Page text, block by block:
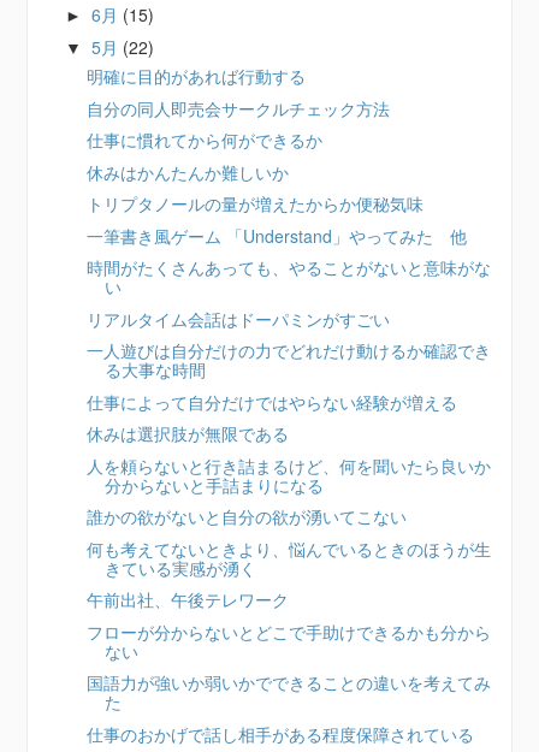
►6月 (15)
▼5月 (22)
明確に目的があれば行動する
自分の同人即売会サークルチェック方法
仕事に慣れてから何ができるか
休みはかんたんか難しいか
トリプタノールの量が増えたからか便秘気味
一筆書き風ゲーム 「Understand」やってみた 他
時間がたくさんあっても、やることがないと意味がな
い
リアルタイム会話はドーパミンがすごい
一人遊びは自分だけの力でどれだけ動けるか確認でき
る大事な時間
仕事によって自分だけではやらない経験が増える
休みは選択肢が無限である
人を頼らないと行き詰まるけど、何を聞いたら良いか
分からないと手詰まりになる
誰かの欲がないと自分の欲が湧いてこない
何も考えてないときより、悩んでいるときのほうが生
きている実感が湧く
午前出社、午後テレワーク
フローが分からないとどこで手助けできるかも分から
ない
国語力が強いか弱いかでできることの違いを考えてみ
た
仕事のおかげで話し相手がある程度保障されている